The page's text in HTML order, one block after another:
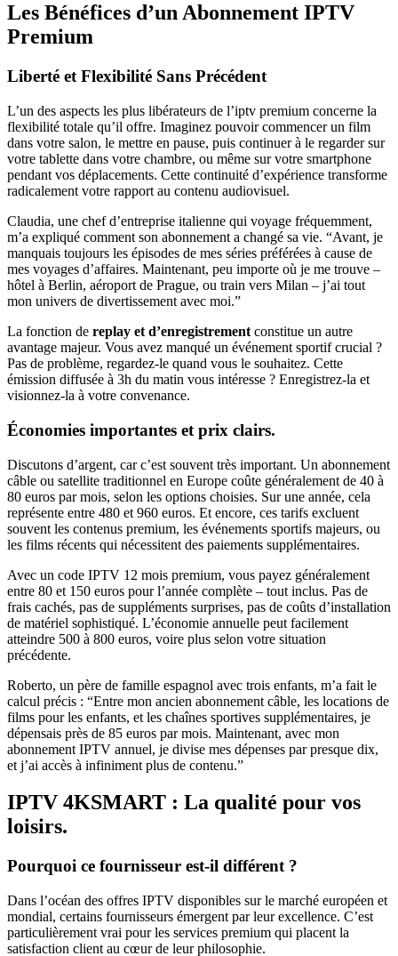
Les Bénéfices d’un Abonnement IPTV
Premium
Liberté et Flexibilité Sans Précédent
L’un des aspects les plus libérateurs de l’iptv premium concerne la
flexibilité totale qu’il offre. Imaginez pouvoir commencer un film
dans votre salon, le mettre en pause, puis continuer à le regarder sur
votre tablette dans votre chambre, ou même sur votre smartphone
pendant vos déplacements. Cette continuité d’expérience transforme
radicalement votre rapport au contenu audiovisuel.
Claudia, une chef d’entreprise italienne qui voyage fréquemment,
m’a expliqué comment son abonnement a changé sa vie. “Avant, je
manquais toujours les épisodes de mes séries préférées à cause de
mes voyages d’affaires. Maintenant, peu importe où je me trouve –
hôtel à Berlin, aéroport de Prague, ou train vers Milan – j’ai tout
mon univers de divertissement avec moi.”
La fonction de replay et d’enregistrement constitue un autre
avantage majeur. Vous avez manqué un événement sportif crucial ?
Pas de problème, regardez-le quand vous le souhaitez. Cette
émission diffusée à 3h du matin vous intéresse ? Enregistrez-la et
visionnez-la à votre convenance.
Économies importantes et prix clairs.
Discutons d’argent, car c’est souvent très important. Un abonnement
câble ou satellite traditionnel en Europe coûte généralement de 40 à
80 euros par mois, selon les options choisies. Sur une année, cela
représente entre 480 et 960 euros. Et encore, ces tarifs excluent
souvent les contenus premium, les événements sportifs majeurs, ou
les films récents qui nécessitent des paiements supplémentaires.
Avec un code IPTV 12 mois premium, vous payez généralement
entre 80 et 150 euros pour l’année complète – tout inclus. Pas de
frais cachés, pas de suppléments surprises, pas de coûts d’installation
de matériel sophistiqué. L’économie annuelle peut facilement
atteindre 500 à 800 euros, voire plus selon votre situation
précédente.
Roberto, un père de famille espagnol avec trois enfants, m’a fait le
calcul précis : “Entre mon ancien abonnement câble, les locations de
films pour les enfants, et les chaînes sportives supplémentaires, je
dépensais près de 85 euros par mois. Maintenant, avec mon
abonnement IPTV annuel, je divise mes dépenses par presque dix,
et j’ai accès à infiniment plus de contenu.”
IPTV 4KSMART : La qualité pour vos
loisirs.
Pourquoi ce fournisseur est-il différent ?
Dans l’océan des offres IPTV disponibles sur le marché européen et
mondial, certains fournisseurs émergent par leur excellence. C’est
particulièrement vrai pour les services premium qui placent la
satisfaction client au cœur de leur philosophie.